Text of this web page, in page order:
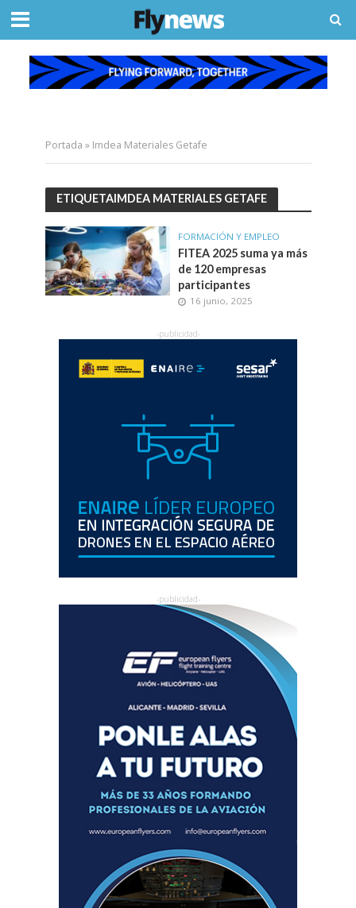
Portada » Imdea Materiales Getafe
ETIQUETAIMDEA MATERIALES GETAFE
FORMACIÓN Y EMPLEO
FITEA 2025 suma ya más
de 120 empresas
participantes
16 junio, 2025